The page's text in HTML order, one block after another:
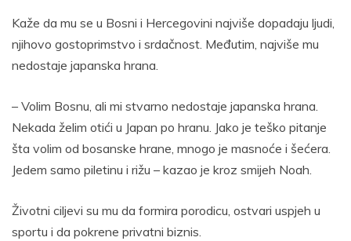
Kaže da mu se u Bosni i Hercegovini najviše dopadaju ljudi,
njihovo gostoprimstvo i srdačnost. Međutim, najviše mu
nedostaje japanska hrana.
– Volim Bosnu, ali mi stvarno nedostaje japanska hrana.
Nekada želim otići u Japan po hranu. Jako je teško pitanje
šta volim od bosanske hrane, mnogo je masnoće i šećera.
Jedem samo piletinu i rižu – kazao je kroz smijeh Noah.
Životni ciljevi su mu da formira porodicu, ostvari uspjeh u
sportu i da pokrene privatni biznis.